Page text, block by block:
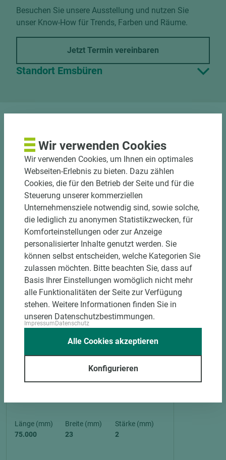
Besuchen Sie unsere Ausstellung und nutzen Sie
unser Know-How für Trends, Farben und Räume.
Jetzt Termin vereinbaren
Standort Emsbüren
PASSENDES ZUBEHÖR
5 weitere Varianten
EGGER ABS-Kante W1000 ST38
Länge (mm)
75.000
Breite (mm)
23
Stärke (mm)
2
Wir verwenden Cookies
Wir verwenden Cookies, um Ihnen ein optimales
Webseiten-Erlebnis zu bieten. Dazu zählen
Cookies, die für den Betrieb der Seite und für die
Steuerung unserer kommerziellen
Unternehmensziele notwendig sind, sowie solche,
die lediglich zu anonymen Statistikzwecken, für
Komforteinstellungen oder zur Anzeige
personalisierter Inhalte genutzt werden. Sie
können selbst entscheiden, welche Kategorien Sie
zulassen möchten. Bitte beachten Sie, dass auf
Basis Ihrer Einstellungen womöglich nicht mehr
alle Funktionalitäten der Seite zur Verfügung
stehen. Weitere Informationen finden Sie in
unseren Datenschutzbestimmungen.
ImpressumDatenschutz
Konfigurieren
Alle Cookies akzeptieren